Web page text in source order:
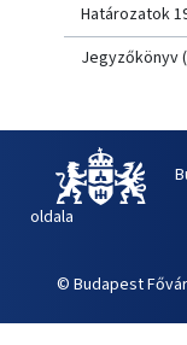
Határozatok
Jegyzőkönyv
oldala
© Budapest